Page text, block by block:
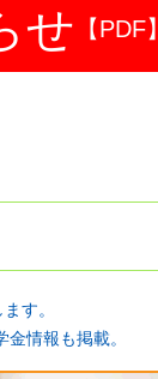
せ 【PDF】
す。
情報も掲載。